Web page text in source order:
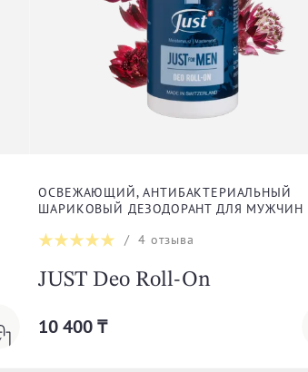
ОСВЕЖАЮЩИЙ, АНТИБАКТЕРИАЛЬНЫЙ
ШАРИКОВЫЙ ДЕЗОДОРАНТ ДЛЯ МУЖЧИН
/4 отзыва
JUST Deo Roll-On
10 400 ₸